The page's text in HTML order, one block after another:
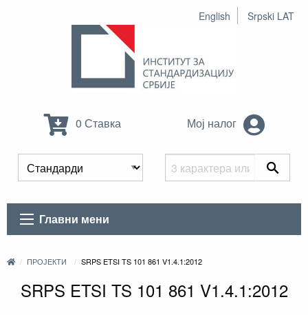
English Srpski LAT
0 Ставка Мој налог
Главни мени
ПРОЈЕКТИ SRPS ETSI TS 101 861 V1.4.1:2012
SRPS ETSI TS 101 861 V1.4.1:2012